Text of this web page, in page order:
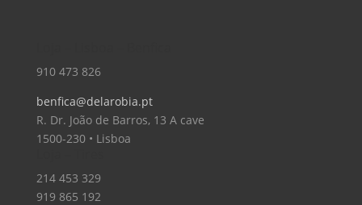
910 473 826
benfica@delarobia.pt
R. Dr. João de Barros, 13 A cave
1500-230 • Lisboa
214 453 329
919 865 192